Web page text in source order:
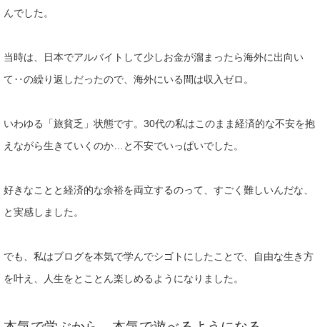
んでした。
当時は、日本でアルバイトして少しお金が溜まったら海外に出向い
て‥の繰り返しだったので、海外にいる間は収入ゼロ。
いわゆる「 旅貧乏」状態です。30代の私はこのまま経済的な不安を抱
えながら生きていくのか…と不安でいっぱいでした。
好きなことと経済的な余裕を両立するのって、すごく難しいんだな、
と実感しました。
でも、私はブログを本気で学んでシゴトにしたことで、自由な生き 方
を叶え、人生をとことん楽しめるようになりました。